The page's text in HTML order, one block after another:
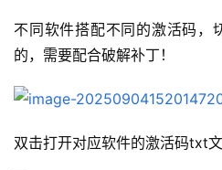
不同软件搭配不同的激活码，
的，需要配合破解补丁！
双击打开对应软件的激活码txt